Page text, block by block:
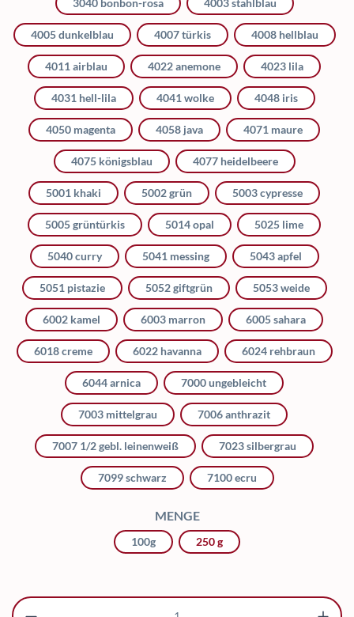
4005 dunkelblau 4007 türkis 4008 hellblau
4011 airblau 4022 anemone 4023 lila
4031 hell-lila 4041 wolke 4048 iris
4050 magenta 4058 java 4071 maure
4075 königsblau 4077 heidelbeere
5001 khaki 5002 grün 5003 cypresse
5005 grüntürkis 5014 opal 5025 lime
5040 curry 5041 messing 5043 apfel
5051 pistazie 5052 giftgrün 5053 weide
6002 kamel 6003 marron 6005 sahara
6018 creme 6022 havanna 6024 rehbraun
6044 arnica 7000 ungebleicht
7003 mittelgrau 7006 anthrazit
7007 1/2 gebl. leinenweiß 7023 silbergrau
7099 schwarz 7100 ecru
MENGEAUSWÄHLEN
100g 250 g
Produkt Anzahl: Gib den gewünschten Wert